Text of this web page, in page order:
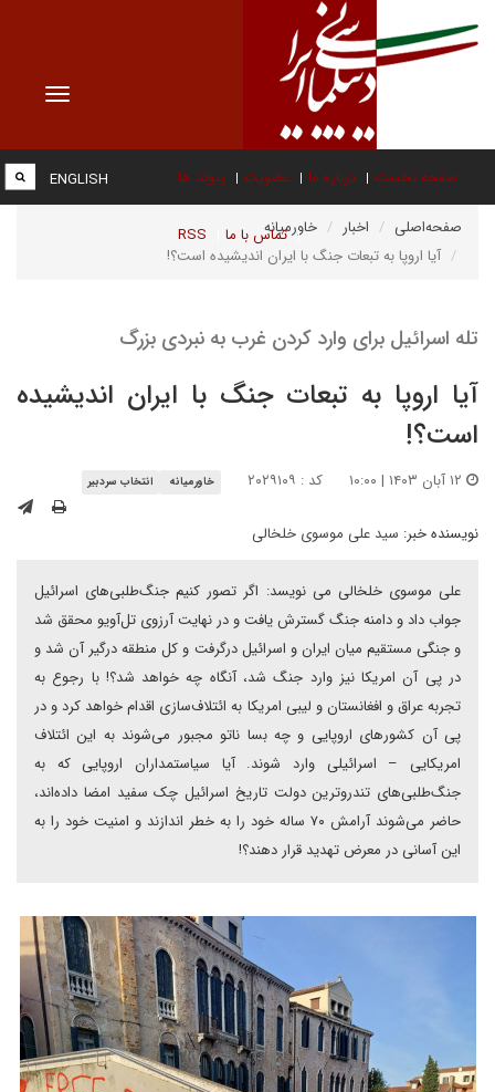
Toggle
صفحه نخست درباره ما عضویت پیوند ها
تماس با ما RSS
ENGLISH
صفحه‌اصلی اخبار
خاورمیانه
آیا اروپا به تبعات جنگ با ایران اندیشیده است؟!
تله اسرائیل برای وارد کردن غرب به نبردی بزرگ
آیا اروپا به تبعات جنگ با ایران اندیشیده
است؟!
کد : ۲۰۲۹۱۰۹ خاورمیانه انتخاب سردبیر
نویسنده خبر: سید علی موسوی خلخالی
علی موسوی خلخالی می نویسد: اگر تصور کنیم جنگ‌طلبی‌های اسرائیل
جواب داد و دامنه جنگ گسترش یافت و در نهایت آرزوی تل‌آویو محقق شد
و جنگی مستقیم میان ایران و اسرائیل درگرفت و کل منطقه درگیر آن شد و
در پی آن امریکا نیز وارد جنگ شد، آنگاه چه خواهد شد؟! با رجوع به
تجربه عراق و افغانستان و لیبی امریکا به ائتلاف‌سازی اقدام خواهد کرد و در
پی آن کشورهای اروپایی و چه بسا ناتو مجبور می‌شوند به این ائتلاف
امریکایی – اسرائیلی وارد شوند. آیا سیاستمداران اروپایی که به
جنگ‌طلبی‌های تندروترین دولت تاریخ اسرائیل چک سفید امضا داده‌اند،
حاضر می‌شوند آرامش ۷۰ ساله خود را به خطر اندازند و امنیت خود را به
این آسانی در معرض تهدید قرار دهند؟!